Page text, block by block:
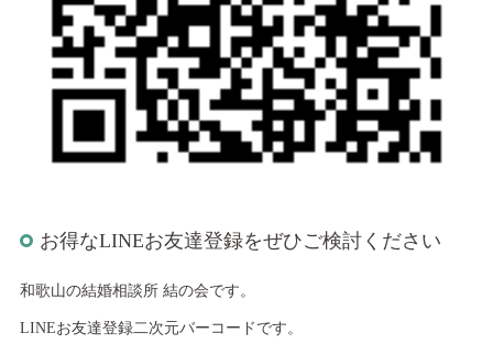
お得なLINEお友達登録をぜひご検討ください
和歌山の結婚相談所 結の会です。
LINEお友達登録二次元バーコードです。